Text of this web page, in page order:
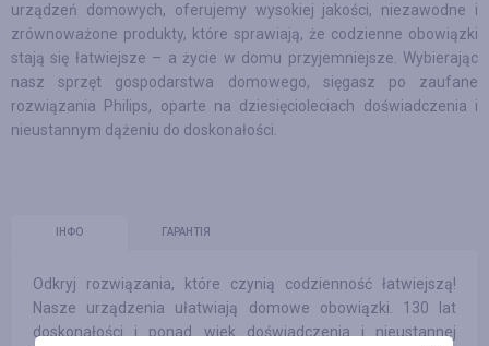
urządzeń domowych, oferujemy wysokiej jakości, niezawodne i
zrównoważone produkty, które sprawiają, że codzienne obowiązki
stają się łatwiejsze – a życie w domu przyjemniejsze. Wybierając
nasz sprzęt gospodarstwa domowego, sięgasz po zaufane
rozwiązania Philips, oparte na dziesięcioleciach doświadczenia i
nieustannym dążeniu do doskonałości.
ІНФО ГАРАНТІЯ
Odkryj rozwiązania, które czynią codzienność łatwiejszą!
Nasze urządzenia ułatwiają domowe obowiązki. 130 lat
doskonałości i ponad wiek doświadczenia i nieustannej